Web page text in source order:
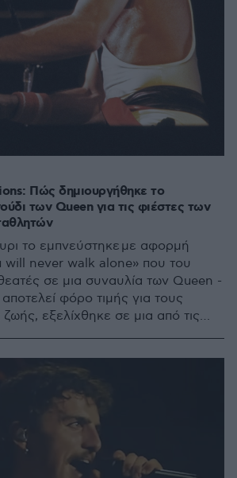
Πώς δημιουργήθηκε το
των Queen για τις φιέστες των
το εμπνεύστηκε με αφορμή
will never walk alone» που του
σε μια συναυλία των Queen -
φόρο τιμής για τους
εξελίχθηκε σε μια από τις